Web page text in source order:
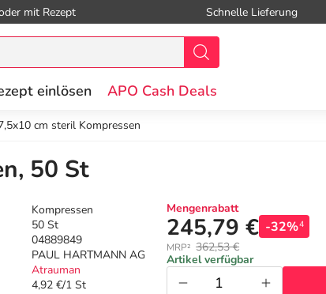
mit Rezept Schnelle Lieferung
einlösen APO Cash Deals
cm steril Kompressen
50 St
Kompressen
50 St
04889849
PAUL HARTMANN AG
Atrauman
4,92 €/1 St
Mengenrabatt
245,79 € -32%4
MRP² 362,53 €
Artikel verfügbar